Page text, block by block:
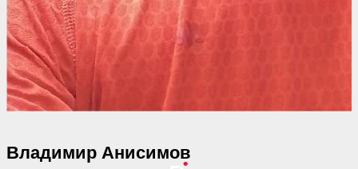
Владимир Анисимов